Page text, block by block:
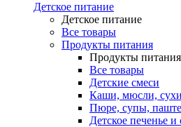
Детское питание
Детское питание
Все товары
Продукты питания
Продукты питания
Все товары
Детские смеси
Каши, мюсли,
Пюре, супы,
Детское печенье и